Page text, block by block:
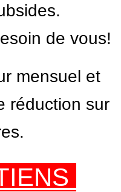
de vous!
mensuel et
réduction sur